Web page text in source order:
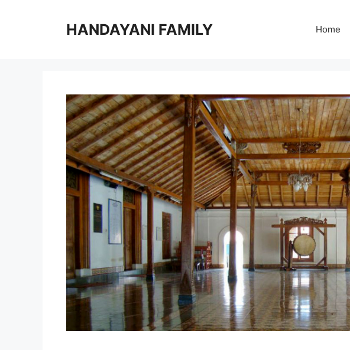
HANDAYANI FAMILY Home